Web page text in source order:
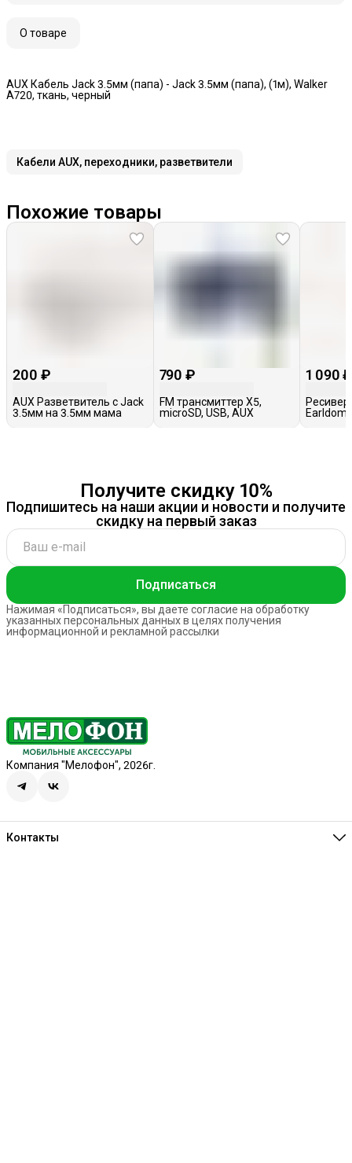
О товаре
AUX Кабель Jack 3.5мм (папа) - Jack 3.5мм (папа), (1м), Walker
A720, ткань, черный
Кабели AUX, переходники, разветвители
Похожие товары
200 ₽
AUX Разветвитель с Jack
3.5мм на 3.5мм мама
790 ₽
FM трансмиттер X5,
microSD, USB, AUX
1 090
Earldom
Получите скидку 10%
Подпишитесь на наши акции и новости и получите
скидку на первый заказ
Подписаться
Нажимая «Подписаться», вы даете согласие на обработку
указанных персональных данных в целях получения
информационной и рекламной рассылки
Компания "Мелофон", 2026г.
Контакты